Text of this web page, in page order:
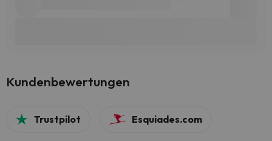
Kundenbewertungen
Trustpilot Esquiades.com